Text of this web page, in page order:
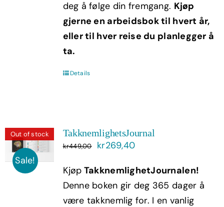
deg å følge din fremgang. Kjøp
gjerne en arbeidsbok til hvert år,
eller til hver reise du planlegger å
ta.
Details
Out of stock
Sale!
TakknemlighetsJournal
kr449,00
Opprinnelig
var:
kr449,00.
kr269,40Nåværende
er:
kr269,40.
Kjøp TakknemlighetJournalen!
Denne boken gir deg 365 dager å
være takknemlig for. I en vanlig